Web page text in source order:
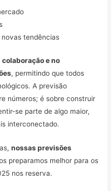
tendências
colaboração e no
, permitindo que todos
A previsão
números; é sobre construir
se parte de algo maior,
interconectado.
nossas previsões
preparamos melhor para os
nos reserva.